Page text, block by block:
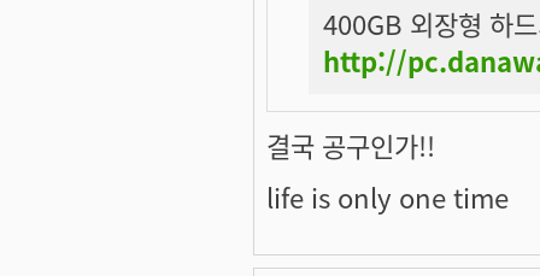
400GB 외장형 하
http://
결국 공구인가!!
life is only one time